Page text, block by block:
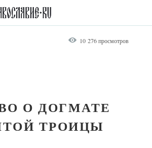
10 276 просмотров
О ДОГМАТЕ
ТРОИЦЫ